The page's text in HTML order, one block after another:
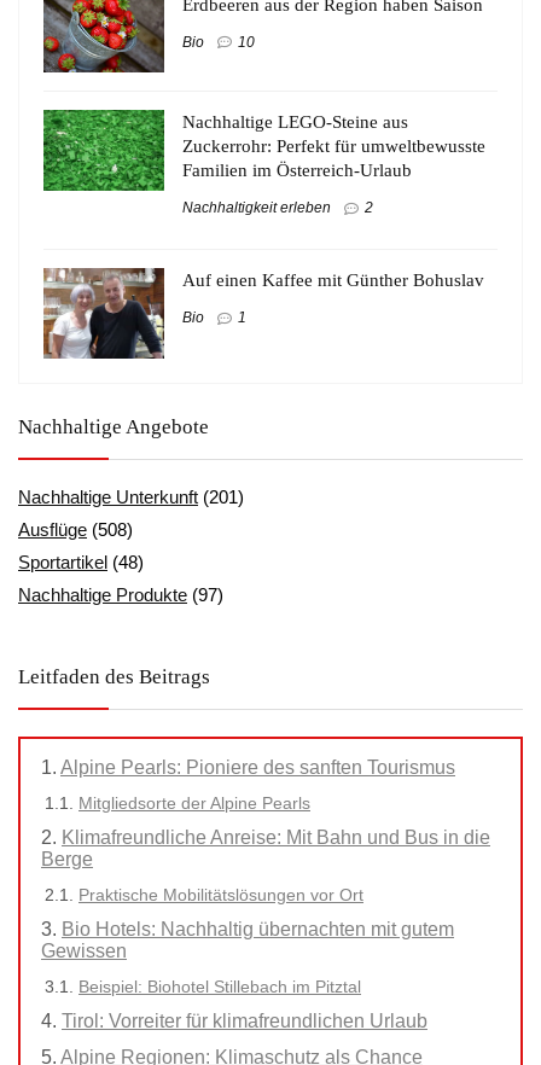
Erdbeeren aus der Region haben Saison
Bio 10
Nachhaltige LEGO-Steine aus
Zuckerrohr: Perfekt für umweltbewusste
Familien im Österreich-Urlaub
Nachhaltigkeit erleben 2
Auf einen Kaffee mit Günther Bohuslav
Bio 1
Nachhaltige Angebote
Nachhaltige Unterkunft (201)
Ausflüge (508)
Sportartikel (48)
Nachhaltige Produkte (97)
Leitfaden des Beitrags
Alpine Pearls: Pioniere des sanften Tourismus
Mitgliedsorte der Alpine Pearls
Klimafreundliche Anreise: Mit Bahn und Bus in die
Berge
Praktische Mobilitätslösungen vor Ort
Bio Hotels: Nachhaltig übernachten mit gutem
Gewissen
Beispiel: Biohotel Stillebach im Pitztal
Tirol: Vorreiter für klimafreundlichen Urlaub
Alpine Regionen: Klimaschutz als Chance